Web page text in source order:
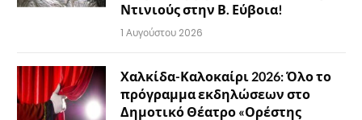
Ντινιούς στην Β. Εύβοια!
1 Αυγούστου 2026
Χαλκίδα-Καλοκαίρι 2026: Όλο το
πρόγραμμα εκδηλώσεων στο
Δημοτικό Θέατρο «Ορέστης